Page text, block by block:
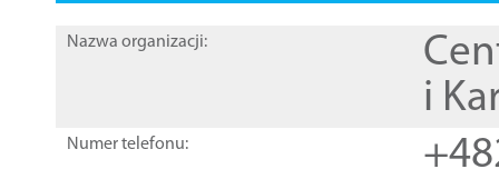
Nazwa organizacji:
i
Numer telefonu: